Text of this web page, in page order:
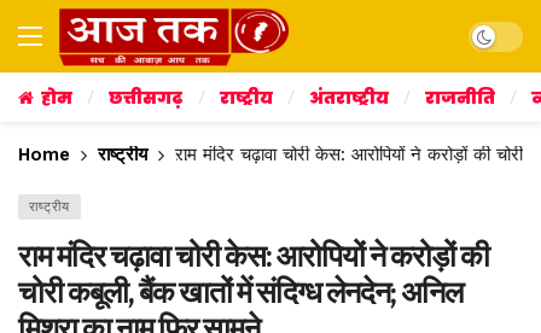
Dark
होम छत्तीसगढ़ राष्ट्रीय अंतराष्ट्रीय राजनीति
Home राष्ट्रीय राम मंदिर चढ़ावा चोरी केस: आरोपियों ने करोड़ों की
राष्ट्रीय
राम मंदिर चढ़ावा चोरी केस: आरोपियों ने करोड़ों की
चोरी कबूली, बैंक खातों में संदिग्ध लेनदेन; अनिल